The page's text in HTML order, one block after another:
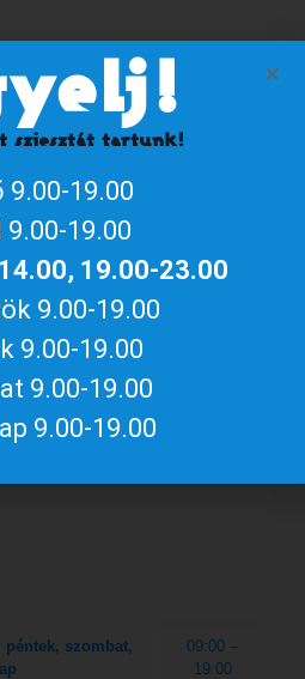
Google naptár
programokért, irány
szombat,
09:00 –
19:00
sziesztát tartunk!
9.00-19.00
9.00-19.00
19.00-23.00
9.00-19.00
9.00-19.00
9.00-19.00
9.00-19.00